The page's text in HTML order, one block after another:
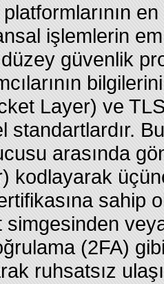
işlemlerin
güvenlik
Layer) ve
Bu
arasında
kodlayarak
sahip
(2FA)
ruhsatsız